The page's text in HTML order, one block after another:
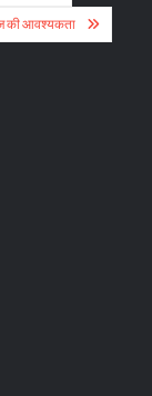
की आवश्यकता